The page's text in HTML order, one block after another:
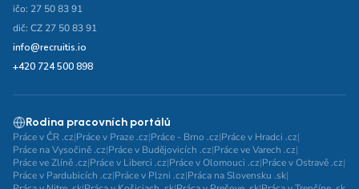
ičo: 27 50 83 91
dič: CZ 27 50 83 91
info@recruitis.io
+420 724 500 898
Rodina pracovních portálů
Práce v ČR .cz|Práce v Praze .cz|Práce - Brno .cz|Práce v Hradci .cz|
Práce na Vysočině .cz|Práce v Budějovicích .cz|Práce ve Varech .cz|
Práce ve Zlíně .cz|Práce v Liberci .cz|Práce v Olomouci .cz|Práce v Ostravě .cz|
Práce v Pardubicích .cz|Práce v Plzni .cz|Práca na Slovensku .sk|